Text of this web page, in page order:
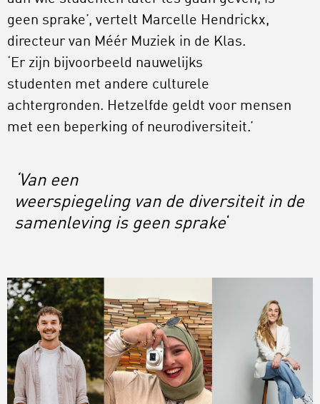
geen sprake’, vertelt Marcelle Hendrickx,
directeur van Méér Muziek in de Klas.
‘Er zijn bijvoorbeeld nauwelijks
studenten met andere culturele
achtergronden. Hetzelfde geldt voor mensen
met een beperking of neurodiversiteit.’
‘Van een
weerspiegeling van de diversiteit in de
samenleving is geen sprake